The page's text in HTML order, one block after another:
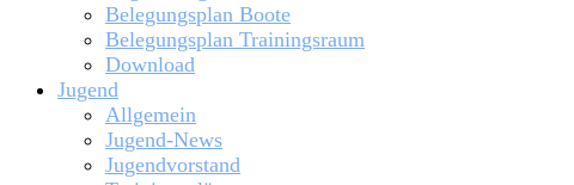
Belegungsplan Boote
Belegungsplan Trainingsraum
Download
Jugend
Allgemein
Jugend-News
Jugendvorstand